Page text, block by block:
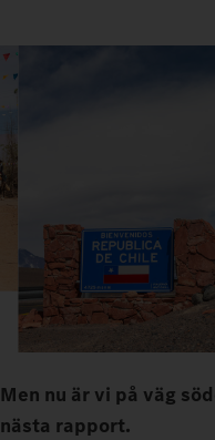
Men nu är vi på väg
nästa rapport.